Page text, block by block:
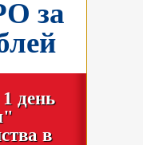
за
день
в